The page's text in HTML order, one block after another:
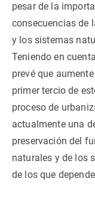
pesar de la
consecuencias de
y los sistemas
Teniendo en
prevé que
primer tercio de
proceso de
actualmente una
preservación del
naturales y de los
de los que